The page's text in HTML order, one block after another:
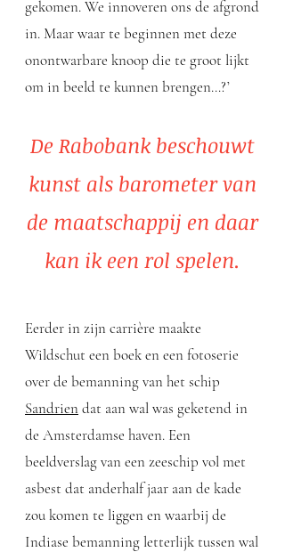
gekomen. We innoveren ons de afgrond
in. Maar waar te beginnen met deze
onontwarbare knoop die te groot lijkt
om in beeld te kunnen brengen…?’
De Rabobank beschouwt
kunst als barometer van
de maatschappij en daar
kan ik een rol spelen.
Eerder in zijn carrière maakte
Wildschut een boek en een fotoserie
over de bemanning van het schip
Sandrien dat aan wal was geketend in
de Amsterdamse haven. Een
beeldverslag van een zeeschip vol met
asbest dat anderhalf jaar aan de kade
zou komen te liggen en waarbij de
Indiase bemanning letterlijk tussen wal